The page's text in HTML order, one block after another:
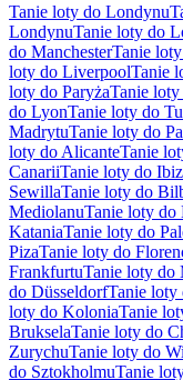
Tanie loty do Londynu
LondynuTanie loty do
do ManchesterTanie
loty do LiverpoolTanie
loty do ParyżaTanie
do LyonTanie loty do
MadrytuTanie loty do
loty do AlicanteTanie
CanariiTanie loty do
SewillaTanie loty do
MediolanuTanie loty do
KataniaTanie loty do
PizaTanie loty do
FrankfurtuTanie loty do
do DüsseldorfTanie loty
loty do KoloniaTanie
BrukselaTanie loty do
ZurychuTanie loty do
do SztokholmuTanie